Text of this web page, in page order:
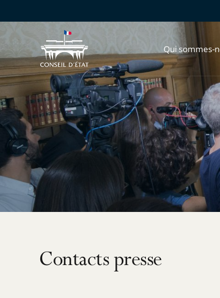
Qui sommes-
Contacts presse